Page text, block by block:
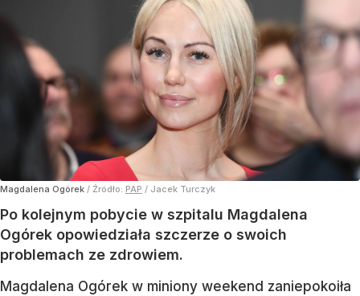
Magdalena Ogórek / Źródło: PAP / Jacek Turczyk
Po kolejnym pobycie w szpitalu Magdalena
Ogórek opowiedziała szczerze o swoich
problemach ze zdrowiem.
Magdalena Ogórek w miniony weekend zaniepokoiła